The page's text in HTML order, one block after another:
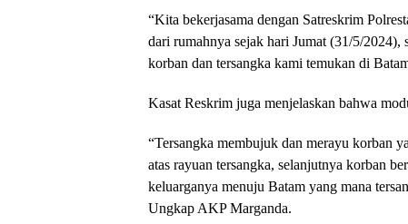
“Kita bekerjasama dengan Satreskrim
dari rumahnya sejak hari Jumat (31/5/
korban dan tersangka kami temukan di
Kasat Reskrim juga menjelaskan bahwa
“Tersangka membujuk dan merayu korban
atas rayuan tersangka, selanjutnya korban
keluarganya menuju Batam yang mana
Ungkap AKP Marganda.